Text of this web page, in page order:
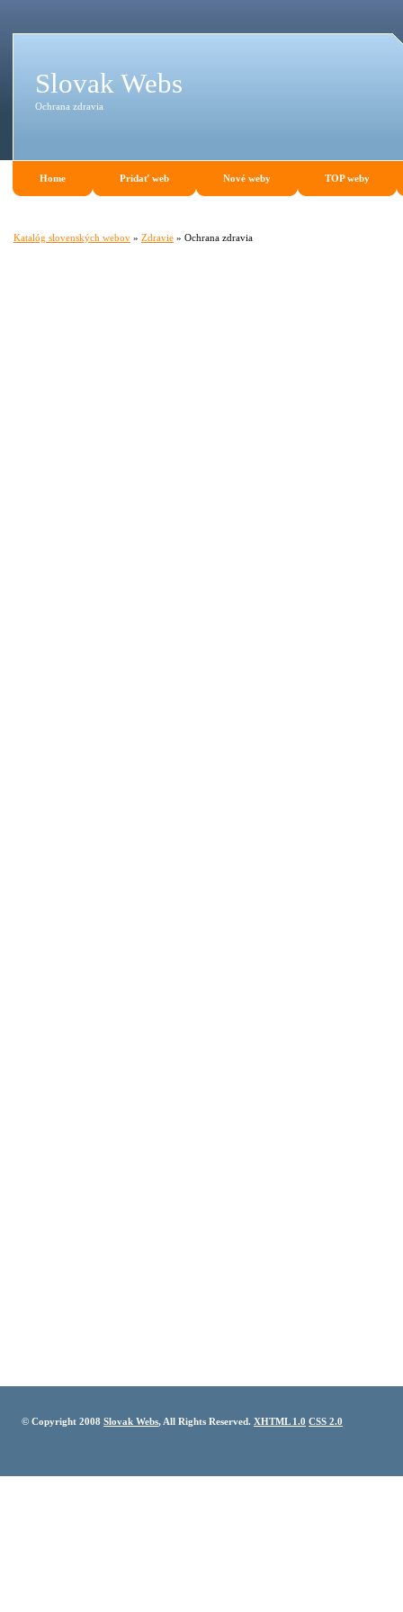
Slovak Webs
Ochrana zdravia
Home Pridať web Nové weby TOP weby
Katalóg slovenských webov » Zdravie » Ochrana zdravia
© Copyright 2008 Slovak Webs, All Rights Reserved. XHTML 1.0 CSS 2.0